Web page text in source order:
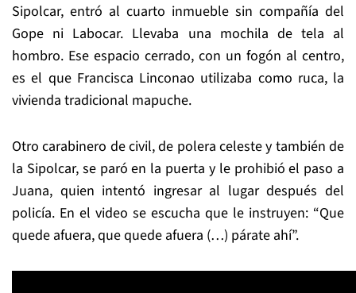
Sipolcar, entró al cuarto inmueble sin compañía del
Gope ni Labocar. Llevaba una mochila de tela al
hombro. Ese espacio cerrado, con un fogón al centro,
es el que Francisca Linconao utilizaba como ruca, la
vivienda tradicional mapuche.
Otro carabinero de civil, de polera celeste y también de
la Sipolcar, se paró en la puerta y le prohibió el paso a
Juana, quien intentó ingresar al lugar después del
policía. En el video se escucha que le instruyen: “Que
quede afuera, que quede afuera (…) párate ahí”.